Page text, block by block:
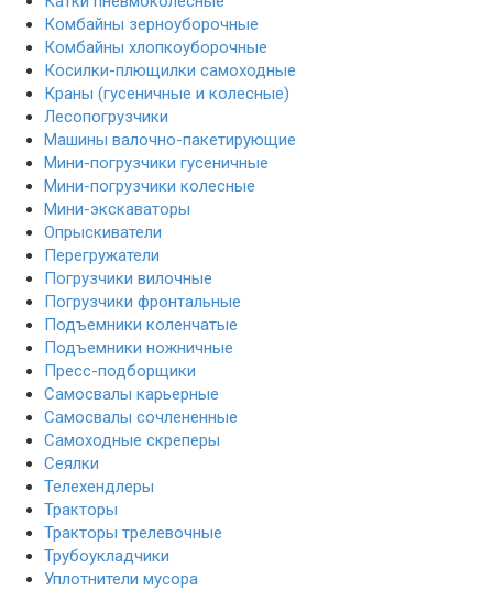
Комбайны зерноуборочные
Комбайны хлопкоуборочные
Косилки-плющилки самоходные
Краны (гусеничные и колесные)
Лесопогрузчики
Машины валочно-пакетирующие
Мини-погрузчики гусеничные
Мини-погрузчики колесные
Мини-экскаваторы
Опрыскиватели
Перегружатели
Погрузчики вилочные
Погрузчики фронтальные
Подъемники коленчатые
Подъемники ножничные
Пресс-подборщики
Самосвалы карьерные
Самосвалы сочлененные
Самоходные скреперы
Сеялки
Телехендлеры
Тракторы
Тракторы трелевочные
Трубоукладчики
Уплотнители мусора